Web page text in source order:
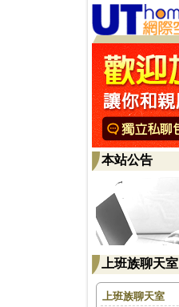
本站公告
上班族聊天室
上班族聊天室